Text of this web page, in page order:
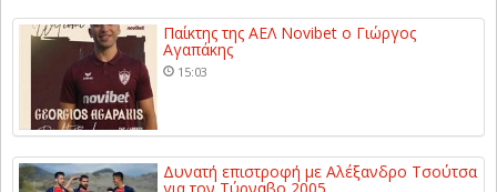
Παίκτης της ΑΕΛ Novibet ο Γιώργος
Αγαπάκης
15:03
Δυνατή επιστροφή με Αλέξανδρο Τσούτσα